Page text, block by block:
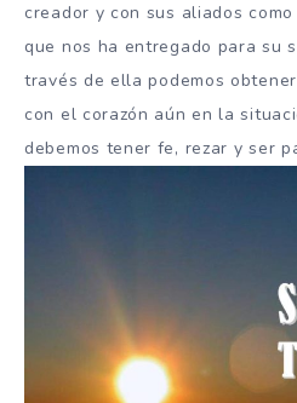
creador y con sus aliados
que nos ha entregado para su
través de ella podemos
con el corazón aún en la
debemos tener fe, rezar y ser